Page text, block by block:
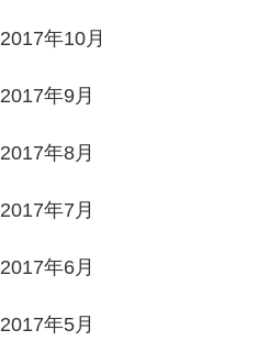
2017年10月
2017年9月
2017年8月
2017年7月
2017年6月
2017年5月